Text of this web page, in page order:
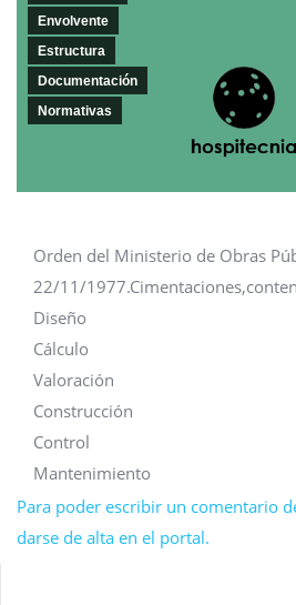
Envolvente
Estructura
Documentación
Normativas
Orden del Ministerio de Obras
22/11/
Diseño
Cálculo
Valoración
Construcción
Control
Mantenimiento
Para poder escribir un comentario
darse de alta en el portal.